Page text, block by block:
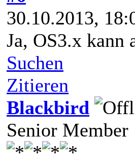
30.10.2013,
Ja, OS3.x
Suchen
Zitieren
Blackbird
Senior Member